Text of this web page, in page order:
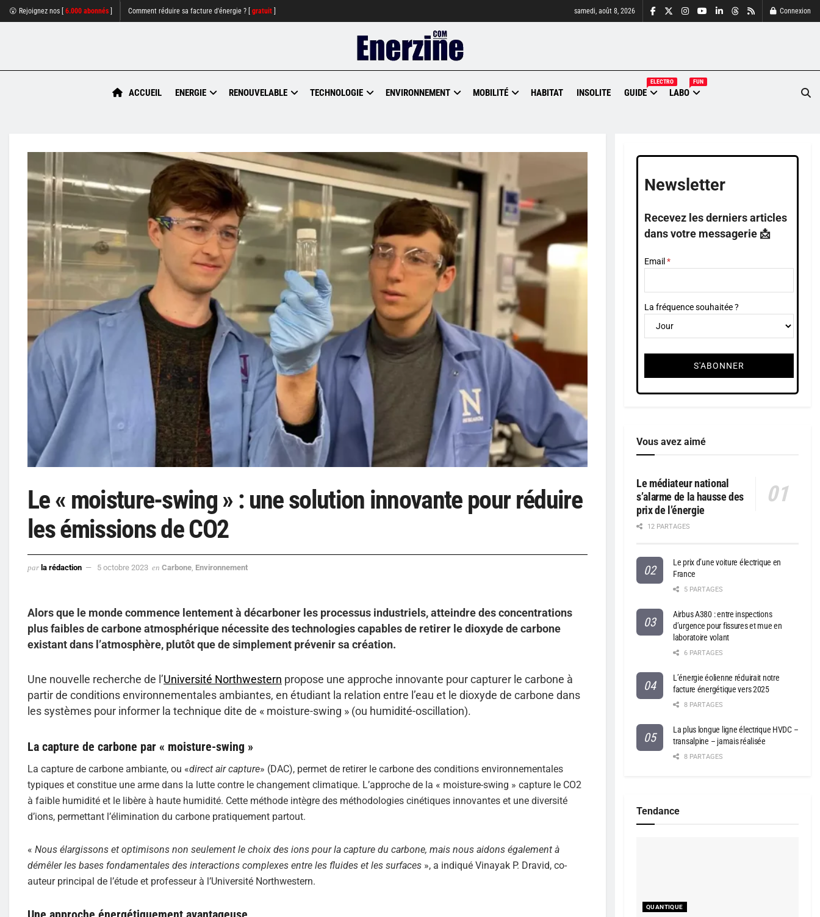
😮 Rejoignez nos [ 6.000 abonnés Comment réduire sa facture d'énergie ? [ gratuit samedi, août 8, 2026 Connexion
ACCUEIL ENERGIE RENOUVELABLE TECHNOLOGIE ENVIRONNEMENT MOBILITÉ HABITAT INSOLITE GUIDE
ELECTRO
LABO
FUN
Le « moisture-swing » : une solution innovante pour réduire
les émissions de CO2
par la rédaction 5 octobre 2023 en Carbone Environnement
Alors que le monde commence lentement à décarboner les processus industriels, atteindre des concentrations
plus faibles de carbone atmosphérique nécessite des technologies capables de retirer le dioxyde de carbone
existant dans l’atmosphère, plutôt que de simplement prévenir sa création.
Une nouvelle recherche de l’Université Northwestern propose une approche innovante pour capturer le carbone à
partir de conditions environnementales ambiantes, en étudiant la relation entre l’eau et le dioxyde de carbone dans
les systèmes pour informer la technique dite de « moisture-swing » (ou humidité-oscillation).
La capture de carbone par « moisture-swing »
La capture de carbone ambiante, ou «direct air capture» (DAC), permet de retirer le carbone des conditions environnementales
typiques et constitue une arme dans la lutte contre le changement climatique. L’approche de la « moisture-swing » capture le CO2
à faible humidité et le libère à haute humidité. Cette méthode intègre des méthodologies cinétiques innovantes et une diversité
d’ions, permettant l’élimination du carbone pratiquement partout.
« Nous élargissons et optimisons non seulement le choix des ions pour la capture du carbone, mais nous aidons également à
démêler les bases fondamentales des interactions complexes entre les fluides et les surfaces », a indiqué Vinayak P. Dravid, co-
auteur principal de l’étude et professeur à l’Université Northwestern.
Newsletter
Recevez les derniers articles
dans votre messagerie 📩
Email
La fréquence souhaitée ?
Vous avez aimé
Le médiateur national
s’alarme de la hausse des
prix de l’énergie
12 PARTAGES
Le prix d’une voiture électrique en
France
5 PARTAGES
Airbus A380 : entre inspections
d’urgence pour fissures et mue en
laboratoire volant
6 PARTAGES
L’énergie éolienne réduirait notre
facture énergétique vers 2025
8 PARTAGES
La plus longue ligne électrique HVDC –
transalpine – jamais réalisée
8 PARTAGES
Tendance
QUANTIQUE